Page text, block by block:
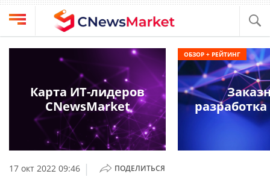
Выбрать
провайдера
Компании
обзоры
CNews
Конференции
Техника
17 окт 2022 09:46 | ПОДЕЛИТЬСЯ
Карта ИТ-лидеров
CNewsMarket
ОБЗОР + РЕЙТИНГ